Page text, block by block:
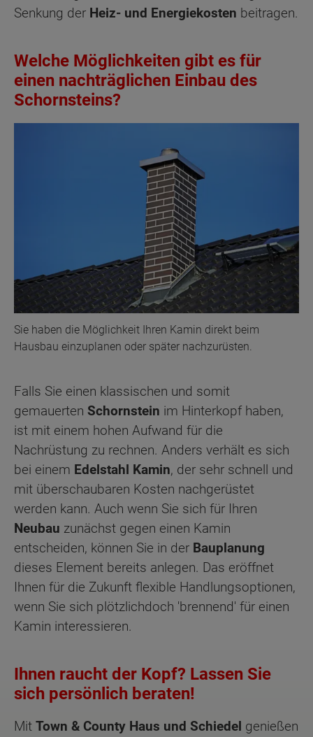
Senkung der Heiz- und Energiekosten beitragen.
Welche Möglichkeiten gibt es für
einen nachträglichen Einbau des
Schornsteins?
Sie haben die Möglichkeit Ihren Kamin direkt beim
Hausbau einzuplanen oder später nachzurüsten.
Falls Sie einen klassischen und somit
gemauerten Schornstein im Hinterkopf haben,
ist mit einem hohen Aufwand für die
Nachrüstung zu rechnen. Anders verhält es sich
bei einem Edelstahl Kamin, der sehr schnell und
mit überschaubaren Kosten nachgerüstet
werden kann. Auch wenn Sie sich für Ihren
Neubau zunächst gegen einen Kamin
entscheiden, können Sie in der Bauplanung
dieses Element bereits anlegen. Das eröffnet
Ihnen für die Zukunft flexible Handlungsoptionen,
wenn Sie sich plötzlichdoch 'brennend' für einen
Kamin interessieren.
Ihnen raucht der Kopf? Lassen Sie
sich persönlich beraten!
Mit Town & County Haus und Schiedel genießen